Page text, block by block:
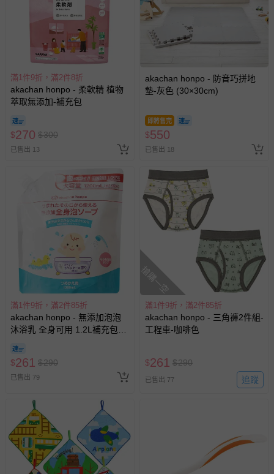
滿1件9折，滿2件8折
akachan honpo - 柔軟精 植物
萃取無添加-補充包
$270 $300
已售出 13
akachan honpo - 防音巧拼地
墊-灰色 (30×30cm)
即將售完
$550
已售出 18
滿1件9折，滿2件85折
akachan honpo - 無添加泡泡
沐浴乳 全身可用 1.2L補充包
$261 $290
已售出 79
搶購一空
滿1件9折，滿2件85折
akachan honpo - 三角褲2件組-
工程車-咖啡色
$261 $290
已售出 77 追蹤